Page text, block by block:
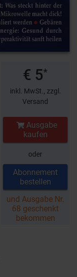
€ 5*
inkl. MwSt., zzgl.
Versand
Ausgabe
kaufen
oder
Abonnement
bestellen
und Ausgabe Nr.
68 geschenkt
bekommen